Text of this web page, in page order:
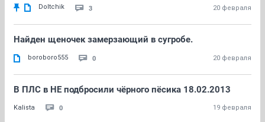
Doltchik 3 20 февраля
Найден щеночек замерзающий в сугробе.
boroboro555 0 20 февраля
В ПЛС в НЕ подбросили чёрного пёсика 18.02.2013
Kalista 0 19 февраля